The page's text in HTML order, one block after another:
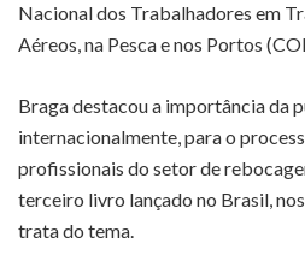
Nacional dos Trabalhadores em
Aéreos, na Pesca e nos Portos
Braga destacou a importância da
internacionalmente, para o
profissionais do setor de
terceiro livro lançado no Brasil,
trata do tema.